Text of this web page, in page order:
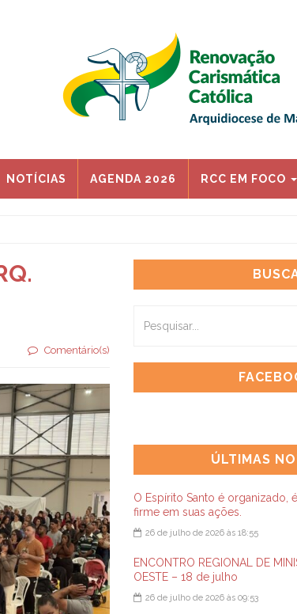
NOTÍCIAS AGENDA 2026 RCC EM FOCO
Comentário(s)
ÚLTIMAS
O Espírito Santo é organizado,
firme em suas ações.
26 de julho de 2026 às 18:55
ENCONTRO REGIONAL DE
OESTE – 18 de julho
26 de julho de 2026 às 09:53